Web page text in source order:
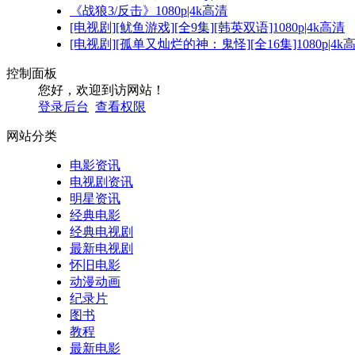
《战狼3/反击》1080p|4k高清
[电视剧][鱿鱼游戏][全9集][韩英双语]1080p|4k高清
[电视剧][孤单又灿烂的神：鬼怪][全16集]1080p|4k
控制面板
您好，欢迎到访网站！
登录后台 查看权限
网站分类
电影资讯
电视剧资讯
明星资讯
经典电影
经典电视剧
最新电视剧
怀旧电影
动漫动画
纪录片
图书
教程
最新电影